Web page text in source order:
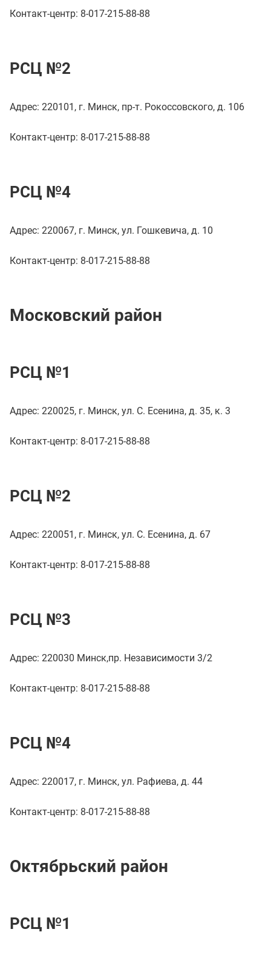
Контакт-центр: 8-017-215-88-88
РСЦ №2
Адрес: 220101, г. Минск, пр-т. Рокоссовского, д. 106
Контакт-центр: 8-017-215-88-88
РСЦ №4
Адрес: 220067, г. Минск, ул. Гошкевича, д. 10
Контакт-центр: 8-017-215-88-88
Московский район
РСЦ №1
Адрес: 220025, г. Минск, ул. С. Есенина, д. 35, к. 3
Контакт-центр: 8-017-215-88-88
РСЦ №2
Адрес: 220051, г. Минск, ул. С. Есенина, д. 67
Контакт-центр: 8-017-215-88-88
РСЦ №3
Адрес: 220030 Минск,пр. Независимости 3/2
Контакт-центр: 8-017-215-88-88
РСЦ №4
Адрес: 220017, г. Минск, ул. Рафиева, д. 44
Контакт-центр: 8-017-215-88-88
Октябрьский район
РСЦ №1